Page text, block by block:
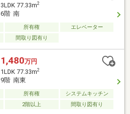
3LDK 77.33m2
6階 南
所有権
エレベーター
間取り図有り
1,480万円
1LDK 77.33m2
9階 南東
所有権
システムキッチン
2階以上 間取り図有り